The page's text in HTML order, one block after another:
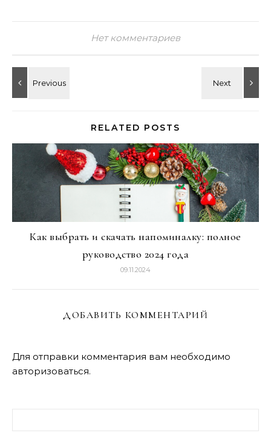
Нет комментариев
RELATED POSTS
Как выбрать и скачать напоминалку: полное
руководство 2024 года
09.11.2024
ДОБАВИТЬ КОММЕНТАРИЙ
Для отправки комментария вам необходимо
авторизоваться.